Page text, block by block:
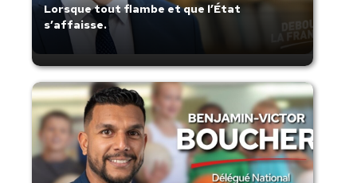
Lorsque tout flambe et que l’État
s’affaisse.